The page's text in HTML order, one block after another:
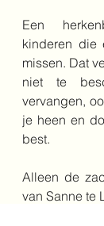
Een
kinderen die
missen. Dat
niet te
vervangen,
je heen en
best.
Alleen de
van Sanne te